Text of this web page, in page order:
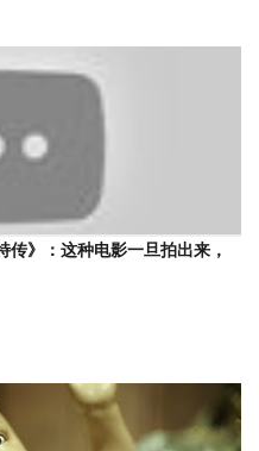
传》：这种电影一旦拍出来，